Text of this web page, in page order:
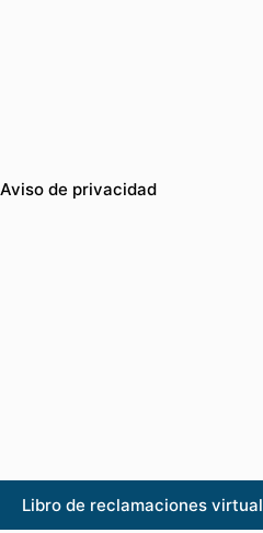
Aviso de privacidad
Libro de reclamaciones virtual